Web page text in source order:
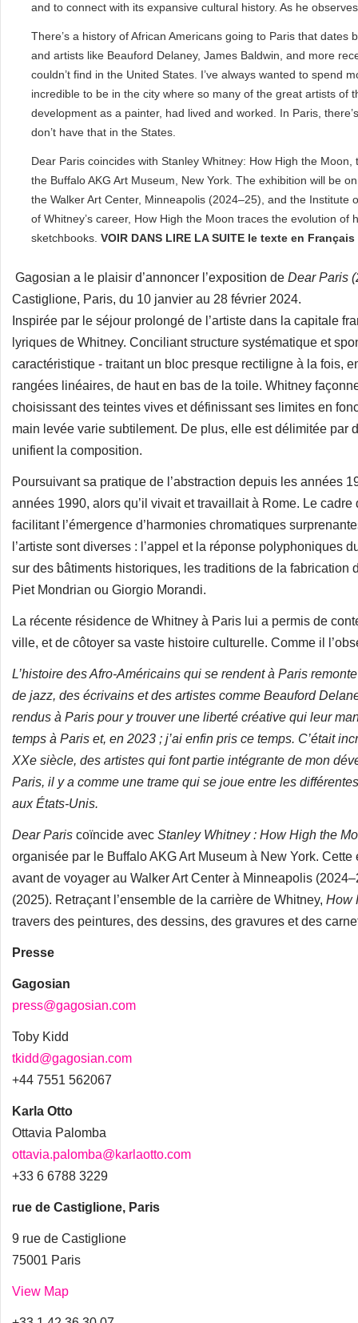
and to connect with its expansive cultural history. As he
There’s a history of African Americans going to Paris that
and artists like Beauford Delaney, James Baldwin, and more
couldn’t find in the United States. I’ve always wanted to spend
incredible to be in the city where so many of the great artists of
development as a painter, had lived and worked. In Paris,
don’t have that in the States.
Dear Paris coincides with Stanley Whitney: How High the
the Buffalo AKG Art Museum, New York. The exhibition will be
the Walker Art Center, Minneapolis (2024–25), and the
of Whitney’s career, How High the Moon traces the evolution
sketchbooks. VOIR DANS LIRE LA SUITE le texte en Français
Gagosian a le plaisir d’annoncer l’exposition de Dear Paris
Castiglione, Paris, du 10 janvier au 28 février 2024.
Inspirée par le séjour prolongé de l’artiste dans la capitale
lyriques de Whitney. Conciliant structure systématique et
caractéristique - traitant un bloc presque rectiligne à la fois,
rangées linéaires, de haut en bas de la toile. Whitney
choisissant des teintes vives et définissant ses limites en
main levée varie subtilement. De plus, elle est délimitée
unifient la composition.
Poursuivant sa pratique de l’abstraction depuis les années
années 1990, alors qu’il vivait et travaillait à Rome. Le
facilitant l’émergence d’harmonies chromatiques
l’artiste sont diverses : l’appel et la réponse polyphoniques
sur des bâtiments historiques, les traditions de la
Piet Mondrian ou Giorgio Morandi.
La récente résidence de Whitney à Paris lui a permis de
ville, et de côtoyer sa vaste histoire culturelle. Comme il
L’histoire des Afro-Américains qui se rendent à Paris
de jazz, des écrivains et des artistes comme Beauford
rendus à Paris pour y trouver une liberté créative qui leur
temps à Paris et, en 2023 ; j’ai enfin pris ce temps. C’était
XXe siècle, des artistes qui font partie intégrante de mon
Paris, il y a comme une trame qui se joue entre les
aux États-Unis.
Dear Paris coïncide avec Stanley Whitney : How High the
organisée par le Buffalo AKG Art Museum à New York.
avant de voyager au Walker Art Center à Minneapolis
(2025). Retraçant l’ensemble de la carrière de Whitney, How
travers des peintures, des dessins, des gravures et des
Presse
Gagosian
press@gagosian.com
Toby Kidd
tkidd@gagosian.com
+44 7551 562067
Karla Otto
Ottavia Palomba
ottavia.palomba@karlaotto.com
+33 6 6788 3229
rue de Castiglione, Paris
9 rue de Castiglione
75001 Paris
View Map